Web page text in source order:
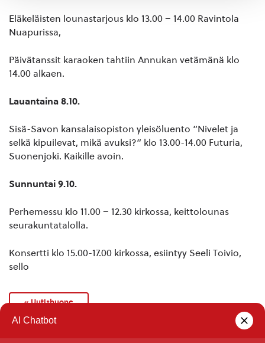
Eläkeläisten lounastarjous klo 13.00 – 14.00 Ravintola
Nuapurissa,
Päivätanssit karaoken tahtiin Annukan vetämänä klo
14.00 alkaen.
Lauantaina 8.10.
Sisä-Savon kansalaisopiston yleisöluento ”Nivelet ja
selkä kipuilevat, mikä avuksi?” klo 13.00-14.00 Futuria,
Suonenjoki. Kaikille avoin.
Sunnuntai 9.10.
Perhemessu klo 11.00 – 12.30 kirkossa, keittolounas
seurakuntatalolla.
Konsertti klo 15.00-17.00 kirkossa, esiintyy Seeli Toivio,
sello
« Uutishuone